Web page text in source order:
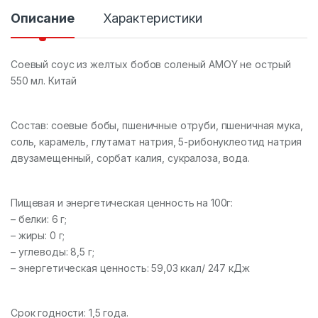
о
Описание Характеристики
Соевый соус из желтых бобов соленый AMOY не острый
550 мл. Китай
Состав: соевые бобы, пшеничные отруби, пшеничная мука,
соль, карамель, глутамат натрия, 5-рибонуклеотид натрия
двузамещенный, сорбат калия, сукралоза, вода.
Пищевая и энергетическая ценность на 100г:
– белки: 6 г;
– жиры: 0 г;
– углеводы: 8,5 г;
– энергетическая ценность: 59,03 ккал/ 247 кДж
Срок годности: 1,5 года.